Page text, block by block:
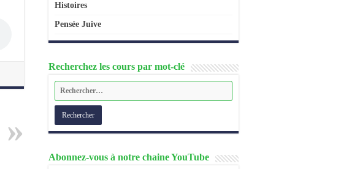
Histoires
Pensée Juive
Recherchez les cours par mot-clé
Abonnez-vous à notre chaine YouTube